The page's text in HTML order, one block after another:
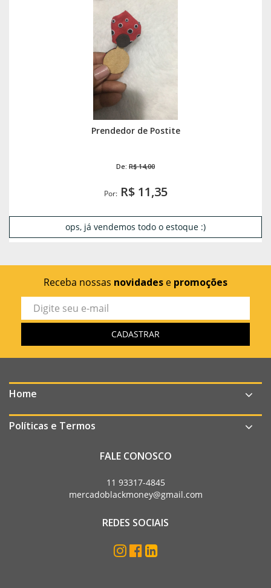
Prendedor de Postite
De: R$ 14,00
Por:R$ 11,35
ops, já vendemos todo o estoque :)
Receba nossas novidades e promoções
Home
Políticas e Termos
FALE CONOSCO
11 93317-4845
mercadoblackmoney@gmail.com
REDES SOCIAIS